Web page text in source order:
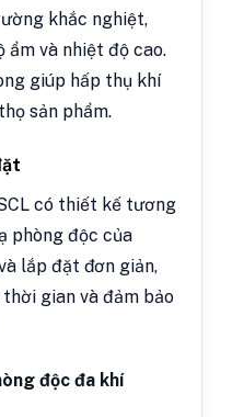
khắc nghiệt,
ẩm và nhiệt độ cao.
giúp hấp thụ khí
sản phẩm.
có thiết kế tương
phòng độc của
lắp đặt đơn giản,
gian và đảm bảo
độc đa khí